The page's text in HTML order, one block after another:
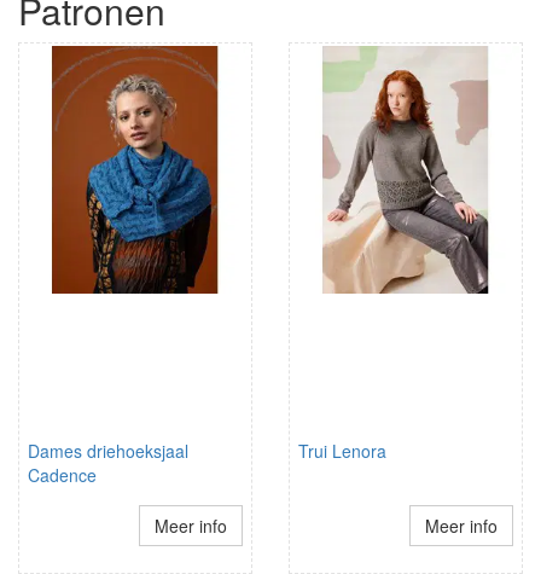
Dames driehoeksjaal
Cadence
Meer info
Trui Lenora
Meer info